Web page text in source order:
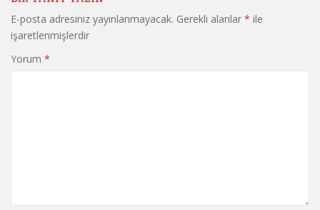
E-posta adresiniz yayınlanmayacak. Gerekli alanlar * ile
işaretlenmişlerdir
Yorum *